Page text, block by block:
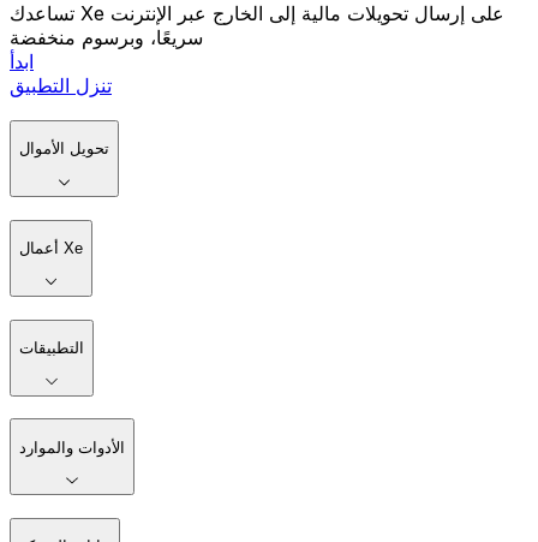
تساعدك Xe على إرسال تحويلات مالية إلى الخارج عبر الإنترنت
سريعًا، وبرسوم منخفضة
ابدأ
تنزل التطبيق
تحويل الأموال
أعمال Xe
التطبيقات
الأدوات والموارد